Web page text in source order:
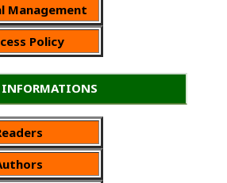
Management
Policy
INFORMATIONS